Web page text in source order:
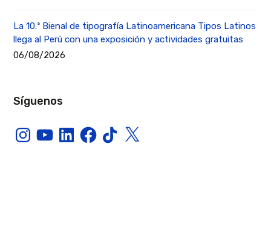
La 10.ª Bienal de tipografía Latinoamericana Tipos Latinos
llega al Perú con una exposición y actividades gratuitas
06/08/2026
Síguenos
InstagramYouTubeLinkedInFacebook
TikTokX